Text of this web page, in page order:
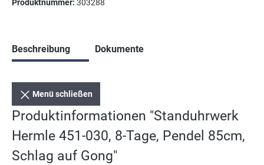
Produktnummer: 303288
Beschreibung Dokumente
Menü schließen
Produktinformationen "Standuhrwerk
Hermle 451-030, 8-Tage, Pendel 85cm,
Schlag auf Gong"